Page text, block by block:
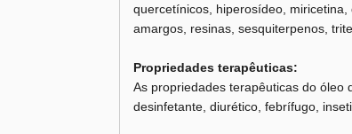
quercetínicos, hiperosídeo,
amargos, resinas, sesquiterpenos,
Propriedades terapêuticas:
As propriedades terapêuticas do óleo
desinfetante, diurético, febrífugo,